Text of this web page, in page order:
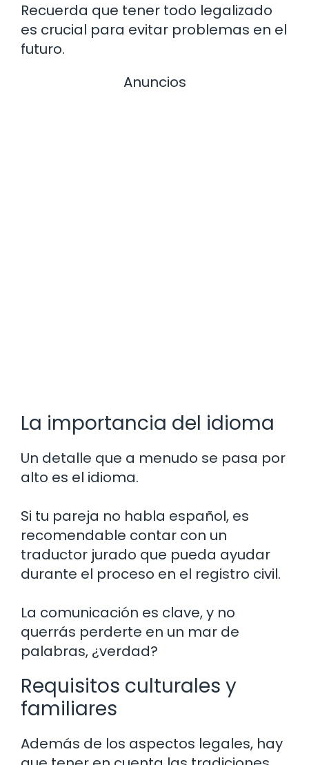
Recuerda que tener todo legalizado
es crucial para evitar problemas en el
futuro.
Anuncios
La importancia del idioma
Un detalle que a menudo se pasa por
alto es el idioma.
Si tu pareja no habla español, es
recomendable contar con un
traductor jurado que pueda ayudar
durante el proceso en el registro civil.
La comunicación es clave, y no
querrás perderte en un mar de
palabras, ¿verdad?
Requisitos culturales y
familiares
Además de los aspectos legales, hay